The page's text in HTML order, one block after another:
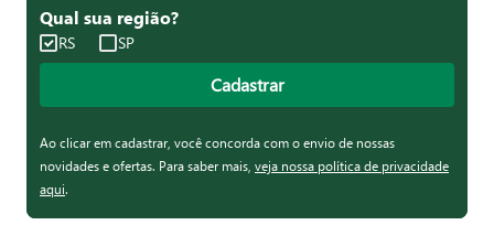
Qual sua região?
RS SP
Cadastrar
Ao clicar em cadastrar, você concorda com o envio de nossas
novidades e ofertas. Para saber mais, veja nossa política de privacidade
aqui.